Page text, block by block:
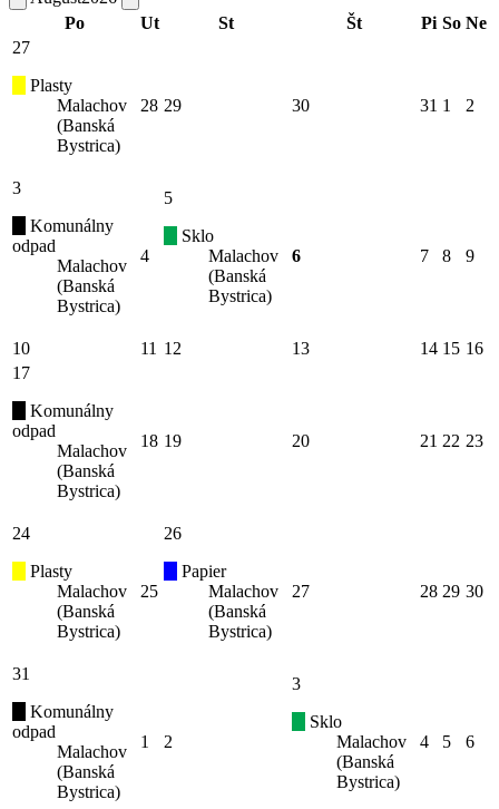
Po
Ut St Št Pi So Ne
27
Plasty
Malachov
(Banská
Bystrica)
28 29 30 31 1 2
3
Komunálny
odpad
Malachov
(Banská
Bystrica)
4
5
Sklo
Malachov
(Banská
Bystrica)
6 7 8 9
10 11 12 13 14 15 16
17
Komunálny
odpad
Malachov
(Banská
Bystrica)
18 19 20 21 22 23
24
Plasty
Malachov
(Banská
Bystrica)
25
26
Papier
Malachov
(Banská
Bystrica)
27 28 29 30
31
Komunálny
odpad
Malachov
(Banská
Bystrica)
1 2
3
Sklo
Malachov
(Banská
Bystrica)
4 5 6